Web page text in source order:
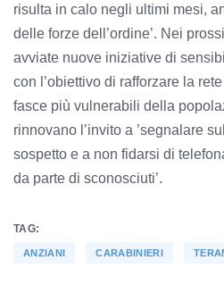
risulta in calo negli ultimi mesi,
delle forze dell’ordine’. Nei
avviate nuove iniziative di
con l’obiettivo di rafforzare la
fasce più vulnerabili della
rinnovano l’invito a ’segnalare
sospetto e a non fidarsi di
da parte di sconosciuti’.
TAG:
ANZIANI CARABINIERI